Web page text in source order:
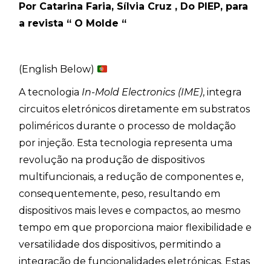
Por Catarina Faria, Sílvia Cruz , Do PIEP, para
a revista “ O Molde “
(English Below)
A tecnologia In-Mold Electronics (IME), integra
circuitos eletrónicos diretamente em substratos
poliméricos durante o processo de moldação
por injeção. Esta tecnologia representa uma
revolução na produção de dispositivos
multifuncionais, a redução de componentes e,
consequentemente, peso, resultando em
dispositivos mais leves e compactos, ao mesmo
tempo em que proporciona maior flexibilidade e
versatilidade dos dispositivos, permitindo a
integração de funcionalidades eletrónicas. Estas